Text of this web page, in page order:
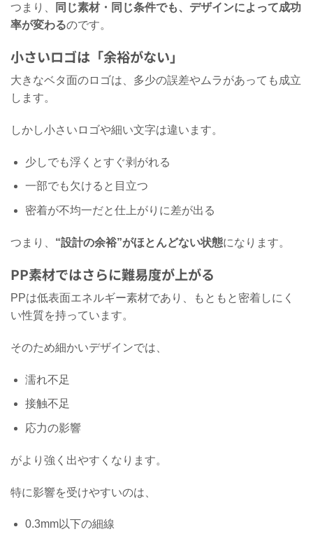
つまり、
同じ素材・同じ条件でも、デザインによって成功
率が変わるのです。
小さいロゴは「余裕がない」
大きなベタ面のロゴは、多少の誤差やムラがあっても成立
します。
しかし小さいロゴや細い文字は違います。
少しでも浮くとすぐ剥がれる
一部でも欠けると目立つ
密着が不均一だと仕上がりに差が出る
つまり、 “設計の余裕”がほとんどない状態になります。
PP素材ではさらに難易度が上がる
PPは低表面エネルギー素材であり、もともと密着しにく
い性質を持っています。
そのため細かいデザインでは、
濡れ不足
接触不足
応力の影響
がより強く出やすくなります。
特に影響を受けやすいのは、
0.3mm以下の細線